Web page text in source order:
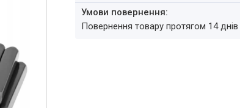
повернення товару протягом 14 днів